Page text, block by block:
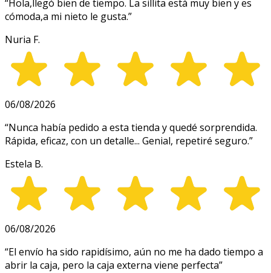
“Hola,llegó bien de tiempo. La sillita está muy bien y es
cómoda,a mi nieto le gusta.”
Nuria F.
06/08/2026
“Nunca había pedido a esta tienda y quedé sorprendida.
Rápida, eficaz, con un detalle... Genial, repetiré seguro.”
Estela B.
06/08/2026
“El envío ha sido rapidísimo, aún no me ha dado tiempo a
abrir la caja, pero la caja externa viene perfecta”